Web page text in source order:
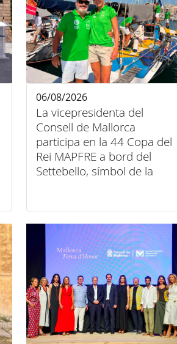
La vicepresidenta del
Consell de Mallorca
participa en la 44 Copa del
Rei MAPFRE a bord del
Settebello, símbol de la
06/08/2026